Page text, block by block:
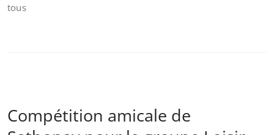
tous
Compétition amicale de